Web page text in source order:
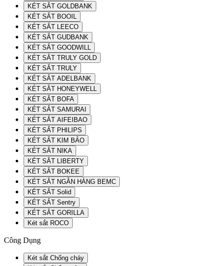
KÉT SẮT GOLDBANK
KÉT SẮT BOOIL
KÉT SẮT LEECO
KÉT SẮT GUDBANK
KÉT SẮT GOODWILL
KÉT SẮT TRULY GOLD
KÉT SẮT TRULY
KÉT SẮT ADELBANK
KÉT SẮT HONEYWELL
KÉT SẮT BOFA
KÉT SẮT SAMURAI
KÉT SẮT AIFEIBAO
KÉT SẮT PHILIPS
KÉT SẮT KIM BẢO
KÉT SẮT NIKA
KÉT SẮT LIBERTY
KÉT SẮT BOKEE
KÉT SẮT NGÂN HÀNG BEMC
KÉT SẮT Solid
KÉT SẮT Sentry
KÉT SẮT GORILLA
Két sắt ROCO
Công Dụng
Két sắt Chống cháy